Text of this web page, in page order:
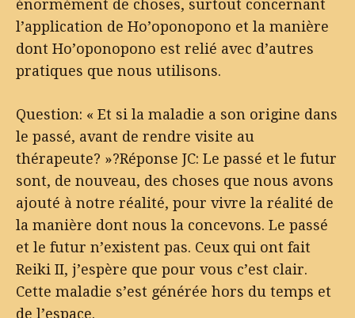
énormément de choses, surtout concernant
l’application de Ho’oponopono et la manière
dont Ho’oponopono est relié avec d’autres
pratiques que nous utilisons.
Question: « Et si la maladie a son origine dans
le passé, avant de rendre visite au
thérapeute? »?Réponse JC: Le passé et le futur
sont, de nouveau, des choses que nous avons
ajouté à notre réalité, pour vivre la réalité de
la manière dont nous la concevons. Le passé
et le futur n’existent pas. Ceux qui ont fait
Reiki II, j’espère que pour vous c’est clair.
Cette maladie s’est générée hors du temps et
de l’espace.